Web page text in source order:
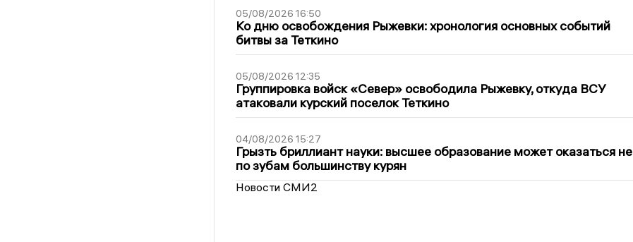
05/08/2026 16:50
Ко дню освобождения Рыжевки: хронология основных событий
битвы за Теткино
05/08/2026 12:35
Группировка войск «Север» освободила Рыжевку, откуда ВСУ
атаковали курский поселок Теткино
04/08/2026 15:27
Грызть бриллиант науки: высшее образование может оказаться не
по зубам большинству курян
Новости СМИ2